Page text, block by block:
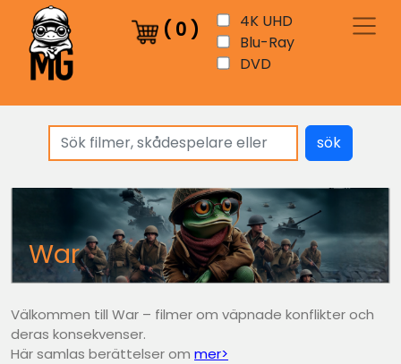
( 0 )
4K UHD
Blu-Ray
DVD
sök
War
Välkommen till War – filmer om väpnade konflikter och
deras konsekvenser.
Här samlas berättelser om mer>